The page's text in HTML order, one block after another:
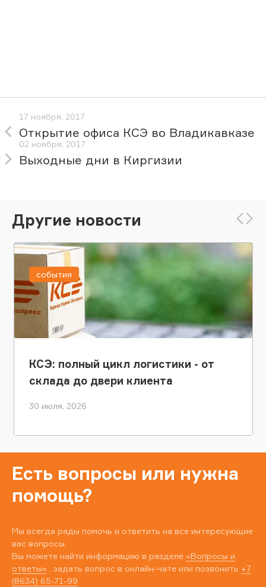
17 ноября, 2017
Открытие офиса КСЭ во Владикавказе
02 ноября, 2017
Выходные дни в Киргизии
Другие новости
КСЭ: полный цикл логистики - от
склада до двери клиента
30 июля, 2026
события
Есть вопросы или нужна
помощь?
Мы всегда рады помочь и ответить на все интересующие
вас вопросы.
Вы можете найти информацию в разделе «Вопросы и
ответы» , задать вопрос в онлайн-чате или позвонить +7
(8634) 65-71-99